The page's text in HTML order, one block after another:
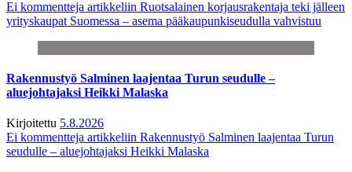
Ei kommentteja artikkeliin Ruotsalainen korjausrakentaja teki jälleen
yrityskaupat Suomessa – asema pääkaupunkiseudulla vahvistuu
Rakennustyö Salminen laajentaa Turun seudulle –
aluejohtajaksi Heikki Malaska
Kirjoitettu 5.8.2026
Ei kommentteja artikkeliin Rakennustyö Salminen laajentaa Turun
seudulle – aluejohtajaksi Heikki Malaska